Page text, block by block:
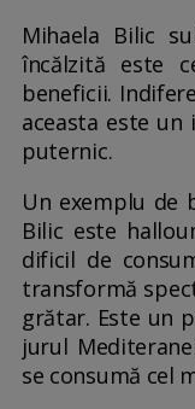
Mihaela Bilic
încălzită este
beneficii.
aceasta este
puternic.
Un exemplu de
Bilic este
dificil de
transformă
grătar. Este un
jurul
se consumă cel